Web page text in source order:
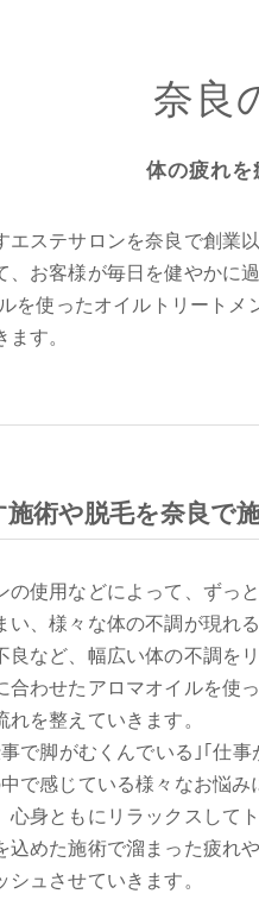
体の疲れを
奈良
エステサロンを奈良で創業
お客様が毎日を健やかに
を使ったオイルトリート
す。
術や脱毛を奈良で
使用などによって、ずっ
い、様々な体の不調が現れ
良など、幅広い体の不調を
わせたアロマオイルを使
を整えていきます。
で脚がむくんでいる｣｢仕
で感じている様々なお悩
心身ともにリラックスして
込めた施術で溜まった疲れ
ュさせていきます。